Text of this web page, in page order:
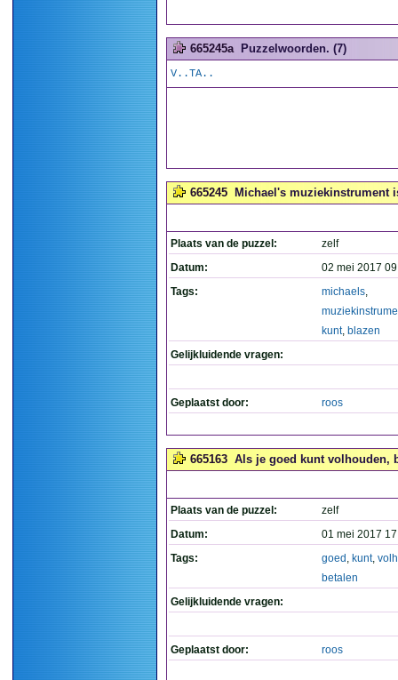
665245a Puzzelwoorden. (7)
V..TA..
665245 Michael's muziekinstrument
Plaats van de puzzel:
zelf
Datum:
02 mei 2017
Tags:
michaels,
kunt, blazen
Gelijkluidende vragen:
Geplaatst door: roos
665163 Als je goed kunt volhouden,
Plaats van de puzzel:
zelf
Datum:
01 mei 2017
Tags:
goed , kunt,
betalen
Gelijkluidende vragen:
Geplaatst door: roos